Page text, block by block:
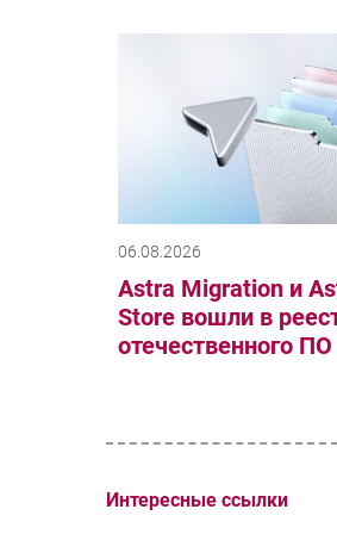
06.08.2026
Astra Migration и
Store вошли в
отечественного ПО
Интересные ссылки